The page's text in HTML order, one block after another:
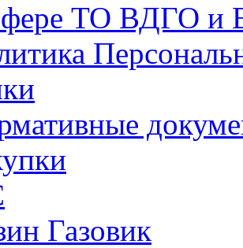
ТО ВДГО и
Газовик